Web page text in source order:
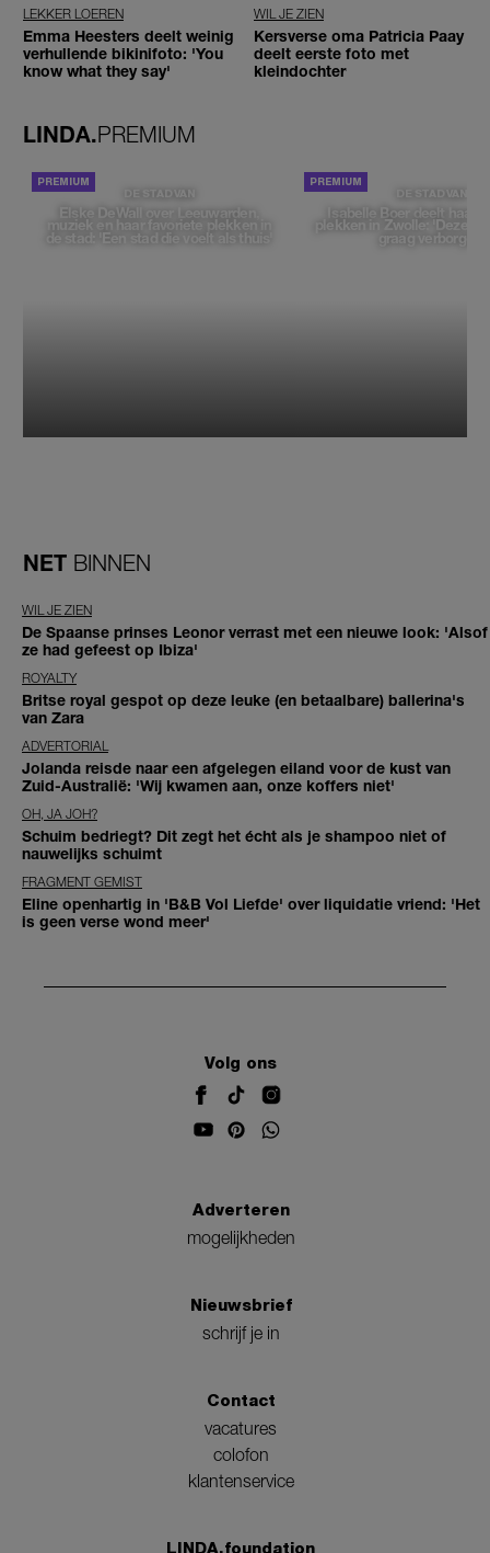
LEKKER LOEREN
Emma Heesters deelt weinig
verhullende bikinifoto: 'You
know what they say'
WIL JE ZIEN
Kersverse oma Patricia Paay
deelt eerste foto met
kleindochter
LINDA.PREMIUM
DE STAD VAN
Elske DeWall over Leeuwarden,
muziek en haar favoriete plekken in
de stad: 'Een stad die voelt als thuis'
DE STAD VAN
Isabelle Boer deelt haar
plekken in Zwolle: 'Deze
graag verborgen'
NET BINNEN
WIL JE ZIEN
De Spaanse prinses Leonor verrast met een nieuwe look: 'Alsof
ze had gefeest op Ibiza'
ROYALTY
Britse royal gespot op deze leuke (en betaalbare) ballerina's
van Zara
ADVERTORIAL
Jolanda reisde naar een afgelegen eiland voor de kust van
Zuid-Australië: 'Wij kwamen aan, onze koffers niet'
OH, JA JOH?
Schuim bedriegt? Dit zegt het écht als je shampoo niet of
nauwelijks schuimt
FRAGMENT GEMIST
Eline openhartig in 'B&B Vol Liefde' over liquidatie vriend: 'Het
is geen verse wond meer'
Volg ons
Adverteren
mogelijkheden
Nieuwsbrief
schrijf je in
Contact
vacatures
colofon
klantenservice
LINDA.foundation